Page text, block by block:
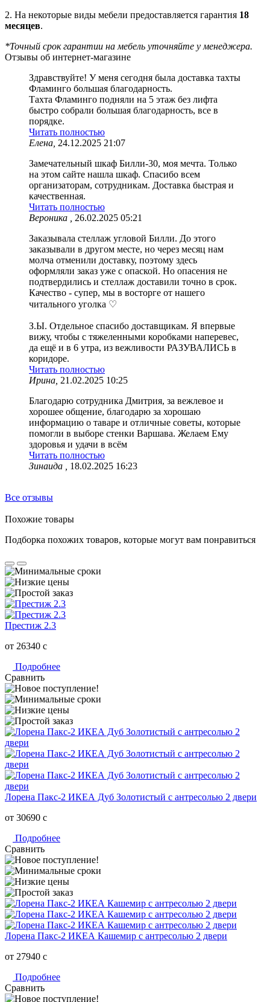
2. На некоторые виды мебели предоставляется гарантия 18
месяцев.
*Точный срок гарантии на мебель уточняйте у менеджера.
Отзывы об интернет-магазине
Здравствуйте! У меня сегодня была доставка тахты
Фламинго большая благодарность.
Тахта Фламинго подняли на 5 этаж без лифта
быстро собрали большая благодарность, все в
порядке.
Читать полностью
Елена, 24.12.2025 21:07
Замечательный шкаф Билли-30, моя мечта. Только
на этом сайте нашла шкаф. Спасибо всем
организаторам, сотрудникам. Доставка быстрая и
качественная.
Читать полностью
Вероника ,
26.02.2025 05:21
Заказывала стеллаж угловой Билли. До этого
заказывали в другом месте, но через месяц нам
молча отменили доставку, поэтому здесь
оформляли заказ уже с опаской. Но опасения не
подтвердились и стеллаж доставили точно в срок.
Качество - супер, мы в восторге от нашего
читального уголка ♡
З.Ы. Отдельное спасибо доставщикам. Я впервые
вижу, чтобы с тяжеленными коробками наперевес,
да ещё и в 6 утра, из вежливости РАЗУВАЛИСЬ в
коридоре.
Читать полностью
Ирина, 21.02.2025 10:25
Благодарю сотрудника Дмитрия, за вежлевое и
хорошее общение, благодарю за хорошаю
информацию о таваре и отличные советы, которые
помогли в выборе стенки Варшава. Желаем Ему
здоровья и удачи в всём
Читать полностью
Зинаида ,
18.02.2025 16:23
Все отзывы
Похожие товары
Подборка похожих товаров, которые могут вам понравиться
Престиж 2.3
от 26340 c
Подробнее
Сравнить
Лорена Пакс-2 ИКЕА Дуб Золотистый с антресолью 2 двери
от 30690 c
Подробнее
Сравнить
Лорена Пакс-2 ИКЕА Кашемир с антресолью 2 двери
от 27940 c
Подробнее
Сравнить